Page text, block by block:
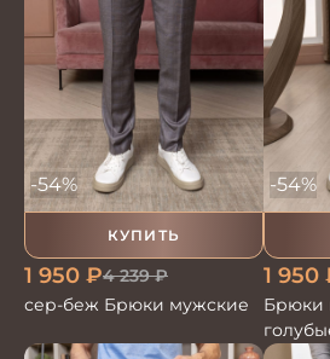
КУПИТЬ
-54%
1 950 ₽4 239₽
сер-беж Брюки мужские
-54%
1 950
Брюки